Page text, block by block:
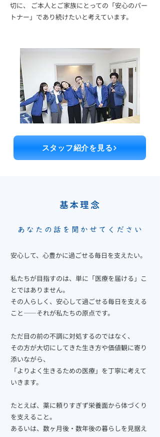
切に、 ご本人とご家族にとっての「安心のパー
トナー」であり続けたいと考えています。
スタッフ紹介を見る
基本理念
あなたの話を聞かせてください
安心して、心豊かに過ごせる毎日を支えたい。
私たちが目指すのは、単に「医療を届ける」こ
とではありません。
その人らしく、安心して過ごせる毎日を支える
こと――それが私たちの原点です。
ただ目の前の不調に対処するのではなく、
その方が大切にしてきた生き方や価値観に寄り
添いながら、
「よりよく生きるための医療」を丁寧に考えて
いきます。
たとえば、薬に頼りすぎず栄養面から体づくり
を支えること。
あるいは、数ヶ月後・数年後の暮らしを見据え